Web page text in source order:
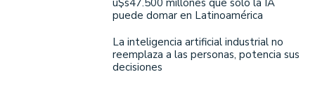
u$s47.500 millones que solo la IA
puede domar en Latinoamérica
La inteligencia artificial industrial no
reemplaza a las personas, potencia sus
decisiones